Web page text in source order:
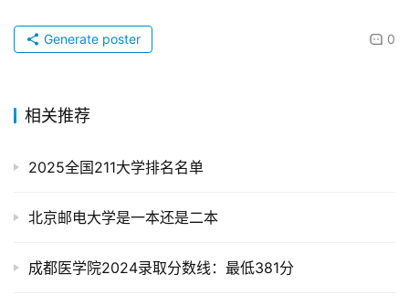
0
Generate poster
相关推荐
2025全国211大学排名名单
北京邮电大学是一本还是二本
成都医学院2024录取分数线：最低381分